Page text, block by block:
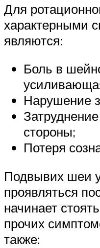
Для
характерными
являются:
Боль в
Нарушение
стороны;
Потеря
Подвывих шеи
проявляться
начинает
прочих
также: